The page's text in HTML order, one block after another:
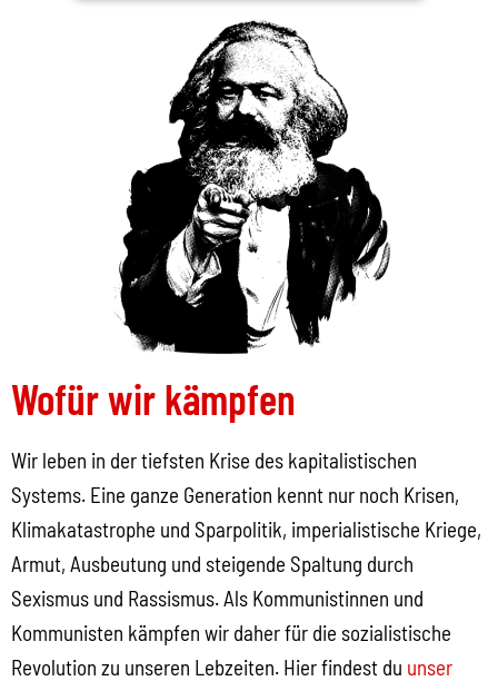
Wofür wir kämpfen
Wir leben in der tiefsten Krise des kapitalistischen
Systems. Eine ganze Generation kennt nur noch Krisen,
Klimakatastrophe und Sparpolitik, imperialistische Kriege,
Armut, Ausbeutung und steigende Spaltung durch
Sexismus und Rassismus. Als Kommunistinnen und
Kommunisten kämpfen wir daher für die sozialistische
Revolution zu unseren Lebzeiten. Hier findest du unser